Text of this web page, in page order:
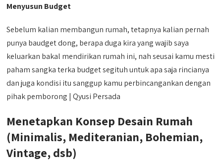
Menyusun Budget
Sebelum kalian membangun rumah, tetapnya kalian pernah
punya baudget dong, berapa duga kira yang wajib saya
keluarkan bakal mendirikan rumah ini, nah seusai kamu mesti
paham sangka terka budget segituh untuk apa saja rincianya
dan juga kondisi itu sanggup kamu perbincangankan dengan
pihak pemborong | Qyusi Persada
Menetapkan Konsep Desain Rumah
(Minimalis, Mediteranian, Bohemian,
Vintage, dsb)